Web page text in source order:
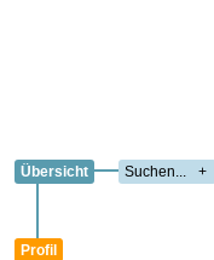
Übersicht +
Profil